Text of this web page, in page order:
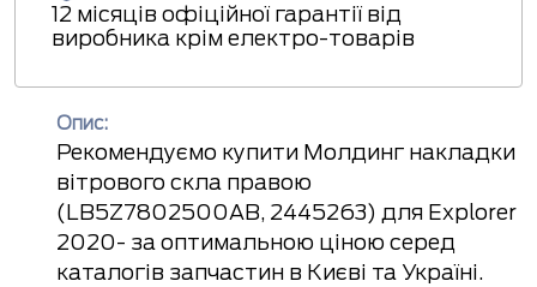
12 місяців офіційної гарантії від
виробника крім електро-товарів
Опис:
Рекомендуємо купити Молдинг накладки
вітрового скла правою
(LB5Z7802500AB, 2445263) для Explorer
2020- за оптимальною ціною серед
каталогів запчастин в Києві та Україні.